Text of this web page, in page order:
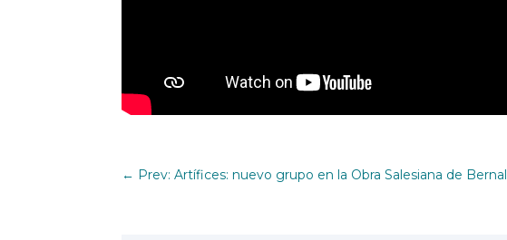
← Prev: Artífices: nuevo grupo en la Obra Salesiana de Bernal